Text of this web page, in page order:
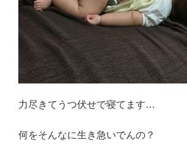
力尽きてうつ伏せで寝てます…
何をそんなに生き急いでんの？